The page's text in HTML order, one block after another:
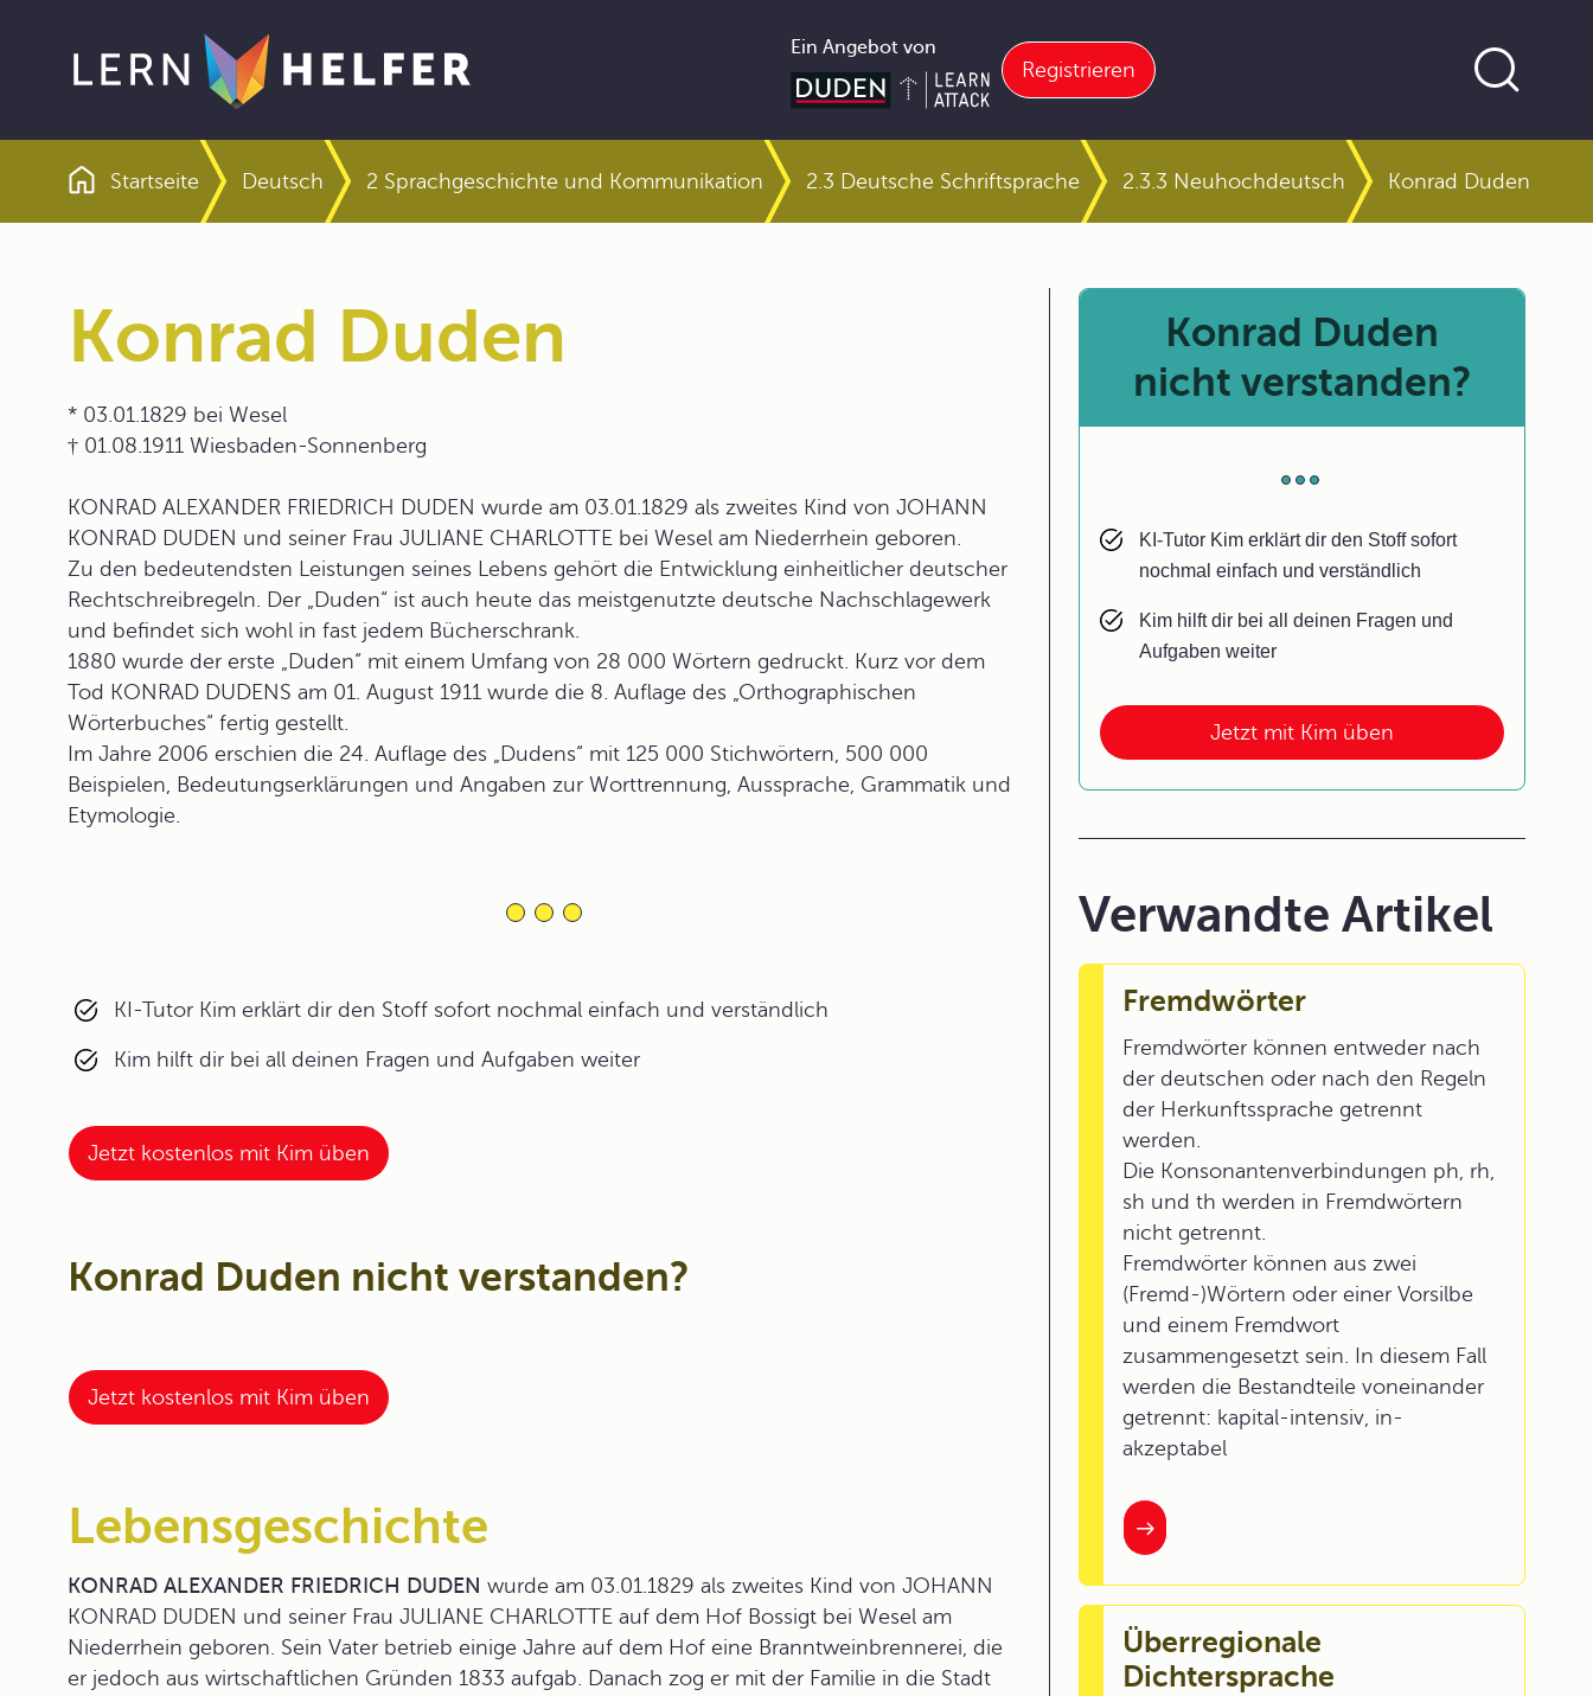
Ein Angebot von
Registrieren
Pfadnavigation
Startseite Deutsch 2 Sprachgeschichte und Kommunikation 2.3 Deutsche Schriftsprache 2.3.3 Neuhochdeutsch Konrad Duden
Konrad Duden
* 03.01.1829 bei Wesel
† 01.08.1911 Wiesbaden-Sonnenberg
KONRAD ALEXANDER FRIEDRICH DUDEN wurde am 03.01.1829 als zweites Kind von JOHANN
KONRAD DUDEN und seiner Frau JULIANE CHARLOTTE bei Wesel am Niederrhein geboren.
Zu den bedeutendsten Leistungen seines Lebens gehört die Entwicklung einheitlicher deutscher
Rechtschreibregeln. Der „Duden“ ist auch heute das meistgenutzte deutsche Nachschlagewerk
und befindet sich wohl in fast jedem Bücherschrank.
1880 wurde der erste „Duden“ mit einem Umfang von 28 000 Wörtern gedruckt. Kurz vor dem
Tod KONRAD DUDENS am 01. August 1911 wurde die 8. Auflage des „Orthographischen
Wörterbuches“ fertig gestellt.
Im Jahre 2006 erschien die 24. Auflage des „Dudens“ mit 125 000 Stichwörtern, 500 000
Beispielen, Bedeutungserklärungen und Angaben zur Worttrennung, Aussprache, Grammatik und
Etymologie.
KI-Tutor Kim erklärt dir den Stoff sofort nochmal einfach und verständlich
Kim hilft dir bei all deinen Fragen und Aufgaben weiter
Jetzt kostenlos mit Kim üben
Konrad Duden nicht verstanden?
Jetzt kostenlos mit Kim üben
Lebensgeschichte
KONRAD ALEXANDER FRIEDRICH DUDEN wurde am 03.01.1829 als zweites Kind von JOHANN
KONRAD DUDEN und seiner Frau JULIANE CHARLOTTE auf dem Hof Bossigt bei Wesel am
Niederrhein geboren. Sein Vater betrieb einige Jahre auf dem Hof eine Branntweinbrennerei, die
er jedoch aus wirtschaftlichen Gründen 1833 aufgab. Danach zog er mit der Familie in die Stadt
Jetzt mit Kim üben
Konrad Duden
nicht verstanden?
KI-Tutor Kim erklärt dir den Stoff sofort
nochmal einfach und verständlich
Kim hilft dir bei all deinen Fragen und
Aufgaben weiter
Verwandte Artikel
Fremdwörter
Fremdwörter können entweder nach
der deutschen oder nach den Regeln
der Herkunftssprache getrennt
werden.
Die Konsonantenverbindungen ph, rh,
sh und th werden in Fremdwörtern
nicht getrennt.
Fremdwörter können aus zwei
(Fremd-)Wörtern oder einer Vorsilbe
und einem Fremdwort
zusammengesetzt sein. In diesem Fall
werden die Bestandteile voneinander
getrennt: kapital-intensiv, in-
akzeptabel
Überregionale
Dichtersprache